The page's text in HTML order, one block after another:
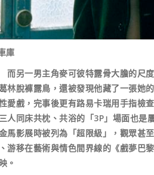
庫
另一男主角麥可彼特露骨大膽的尺度
林脫褲露鳥，還被發現他藏了一張她
愛戲，完事後更有路易卡瑞用手指檢
人同床共枕、共浴的「3P」場面也是
馬影展時被列為「超限級」，觀眾甚
游移在藝術與情色間界線的《戲夢巴
。